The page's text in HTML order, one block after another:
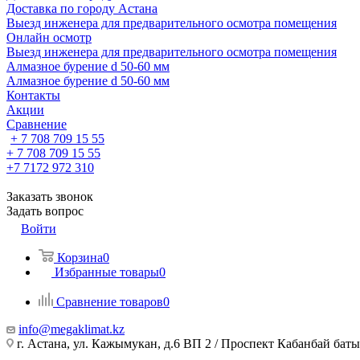
Доставка по городу Астана
Выезд инженера для предварительного осмотра помещения
Онлайн осмотр
Выезд инженера для предварительного осмотра помещения
Алмазное бурение d 50-60 мм
Алмазное бурение d 50-60 мм
Контакты
Акции
Сравнение
+ 7 708 709 15 55
+ 7 708 709 15 55
+7 7172 972 310
Заказать звонок
Задать вопрос
Войти
Корзина0
Избранные товары0
Сравнение товаров0
info@megaklimat.kz
г. Астана, ул. Кажымукан, д.6 ВП 2 / Проспект Кабанбай